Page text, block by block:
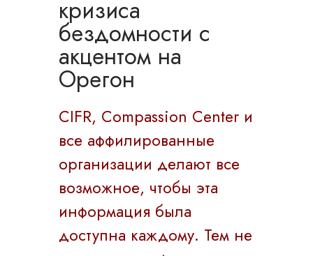
кризиса
бездомности с
акцентом на
Орегон
CIFR, Compassion Center и
все аффилированные
организации делают все
возможное, чтобы эта
информация была
доступна каждому. Тем не